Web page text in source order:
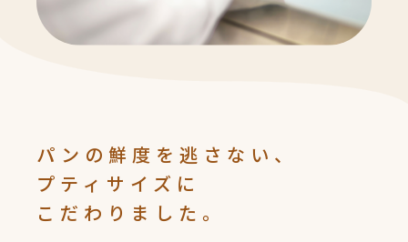
パンの鮮度を逃さない、
プティサイズに
こだわりました。